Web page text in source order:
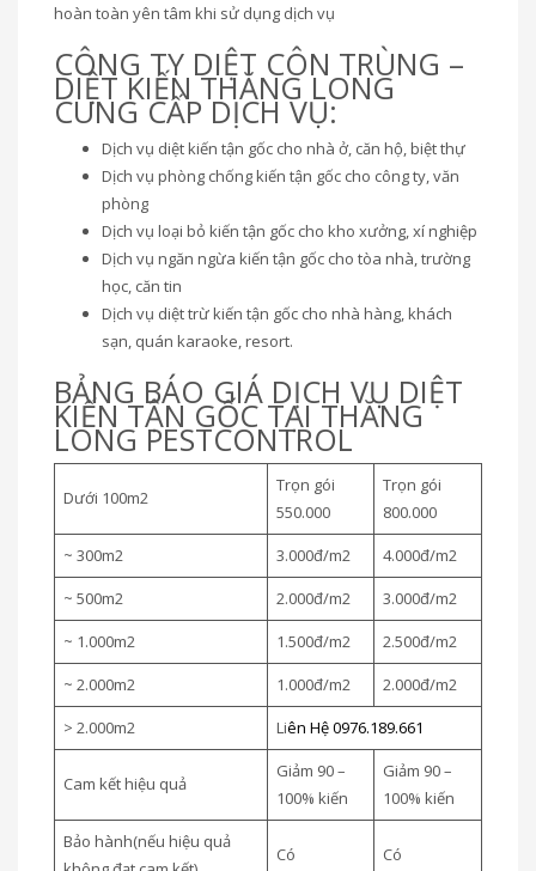
hoàn toàn yên tâm khi sử dụng dịch vụ
CÔNG TY DIỆT CÔN TRÙNG –
DIỆT KIẾN THĂNG LONG
CUNG CẤP DỊCH VỤ:
Dịch vụ diệt kiến tận gốc cho nhà ở, căn hộ, biệt thự
Dịch vụ phòng chống kiến tận gốc cho công ty, văn
phòng
Dịch vụ loại bỏ kiến tận gốc cho kho xưởng, xí nghiệp
Dịch vụ ngăn ngừa kiến tận gốc cho tòa nhà, trường
học, căn tin
Dịch vụ diệt trừ kiến tận gốc cho nhà hàng, khách
sạn, quán karaoke, resort.
BẢNG BÁO GIÁ DỊCH VỤ DIỆT
KIẾN TẬN GỐC TẠI THĂNG
LONG PESTCONTROL
Dưới 100m2
Trọn gói
550.000
Trọn gói
800.000
~ 300m2
3.000đ/m2
4.000đ/m2
~ 500m2
2.000đ/m2
3.000đ/m2
~ 1.000m2
1.500đ/m2
2.500đ/m2
~ 2.000m2
1.000đ/m2
2.000đ/m2
> 2.000m2
Liên Hệ 0976.189.661
Cam kết hiệu quả
Giảm 90 –
100% kiến
Giảm 90 –
100% kiến
Bảo hành(nếu hiệu quả
Có Có